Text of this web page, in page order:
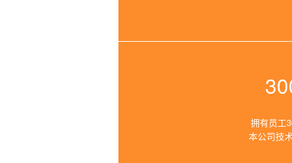
拥有员工
本公司技